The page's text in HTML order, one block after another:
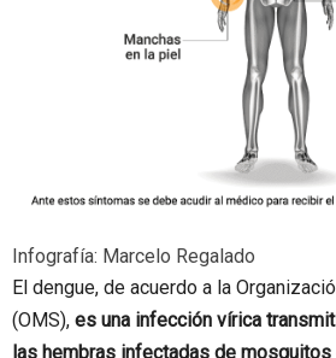
Infografía: Marcelo Regalado
El dengue, de acuerdo a la
(OMS), es una infección vírica
las hembras infectadas de